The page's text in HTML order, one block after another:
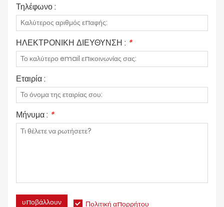
Τηλέφωνο :
ΗΛΕΚΤΡΟΝΙΚΗ ΔΙΕΥΘΥΝΣΗ : *
Εταιρία :
Μήνυμα : *
υποβάλλουν Πολιτική απορρήτου